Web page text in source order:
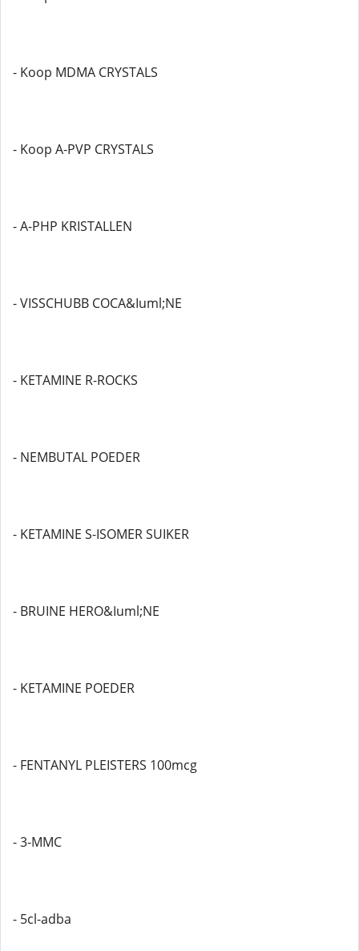
- Koop MDMA CRYSTALS
- Koop A-PVP CRYSTALS
- A-PHP KRISTALLEN
- VISSCHUBB COCA&Iuml;NE
- KETAMINE R-ROCKS
- NEMBUTAL POEDER
- KETAMINE S-ISOMER SUIKER
- BRUINE HERO&Iuml;NE
- KETAMINE POEDER
- FENTANYL PLEISTERS 100mcg
- 3-MMC
- 5cl-adba